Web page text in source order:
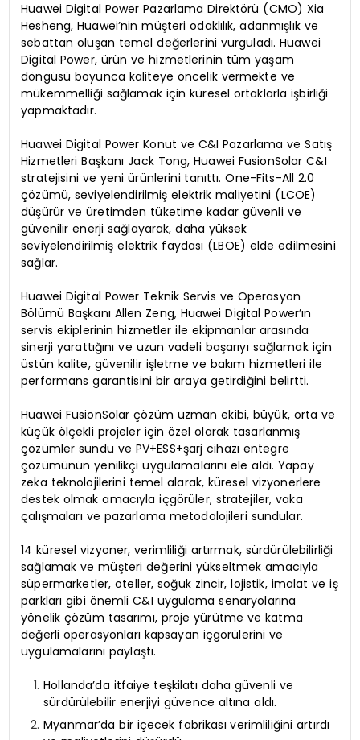
Huawei Digital Power Pazarlama Direktörü (CMO) Xia
Hesheng, Huawei’nin müşteri odaklılık, adanmışlık ve
sebattan oluşan temel değerlerini vurguladı. Huawei
Digital Power, ürün ve hizmetlerinin tüm yaşam
döngüsü boyunca kaliteye öncelik vermekte ve
mükemmelliği sağlamak için küresel ortaklarla işbirliği
yapmaktadır.
Huawei Digital Power Konut ve C&I Pazarlama ve Satış
Hizmetleri Başkanı Jack Tong, Huawei FusionSolar C&I
stratejisini ve yeni ürünlerini tanıttı. One-Fits-All 2.0
çözümü, seviyelendirilmiş elektrik maliyetini (LCOE)
düşürür ve üretimden tüketime kadar güvenli ve
güvenilir enerji sağlayarak, daha yüksek
seviyelendirilmiş elektrik faydası (LBOE) elde edilmesini
sağlar.
Huawei Digital Power Teknik Servis ve Operasyon
Bölümü Başkanı Allen Zeng, Huawei Digital Power’ın
servis ekiplerinin hizmetler ile ekipmanlar arasında
sinerji yarattığını ve uzun vadeli başarıyı sağlamak için
üstün kalite, güvenilir işletme ve bakım hizmetleri ile
performans garantisini bir araya getirdiğini belirtti.
Huawei FusionSolar çözüm uzman ekibi, büyük, orta ve
küçük ölçekli projeler için özel olarak tasarlanmış
çözümler sundu ve PV+ESS+şarj cihazı entegre
çözümünün yenilikçi uygulamalarını ele aldı. Yapay
zeka teknolojilerini temel alarak, küresel vizyonerlere
destek olmak amacıyla içgörüler, stratejiler, vaka
çalışmaları ve pazarlama metodolojileri sundular.
14 küresel vizyoner, verimliliği artırmak, sürdürülebilirliği
sağlamak ve müşteri değerini yükseltmek amacıyla
süpermarketler, oteller, soğuk zincir, lojistik, imalat ve iş
parkları gibi önemli C&I uygulama senaryolarına
yönelik çözüm tasarımı, proje yürütme ve katma
değerli operasyonları kapsayan içgörülerini ve
uygulamalarını paylaştı.
Hollanda’da itfaiye teşkilatı daha güvenli ve
sürdürülebilir enerjiyi güvence altına aldı.
Myanmar’da bir içecek fabrikası verimliliğini artırdı